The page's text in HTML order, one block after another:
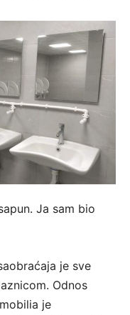
Ja sam bio
je sve
Odnos
je